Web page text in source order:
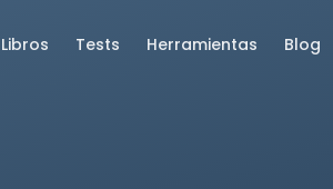
Libros Tests Herramientas Blog